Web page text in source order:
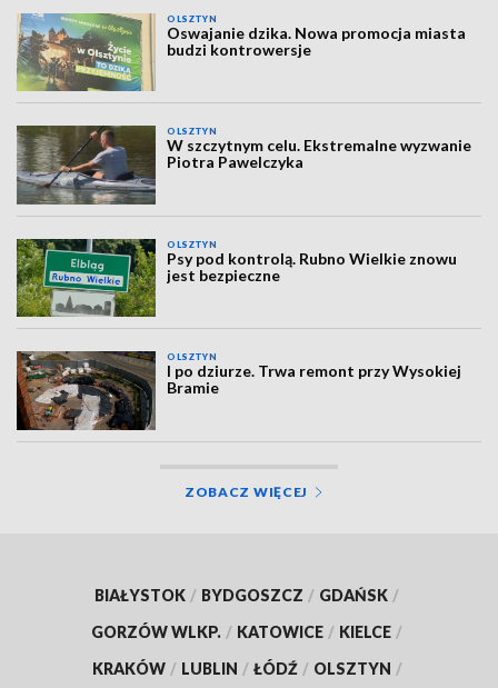
OLSZTYN
Oswajanie dzika. Nowa promocja miasta
budzi kontrowersje
OLSZTYN
W szczytnym celu. Ekstremalne wyzwanie
Piotra Pawelczyka
OLSZTYN
Psy pod kontrolą. Rubno Wielkie znowu
jest bezpieczne
OLSZTYN
I po dziurze. Trwa remont przy Wysokiej
Bramie
ZOBACZ WIĘCEJ
BIAŁYSTOK / BYDGOSZCZ / GDAŃSK /
GORZÓW WLKP. / KATOWICE / KIELCE /
KRAKÓW / LUBLIN / ŁÓDŹ / OLSZTYN /